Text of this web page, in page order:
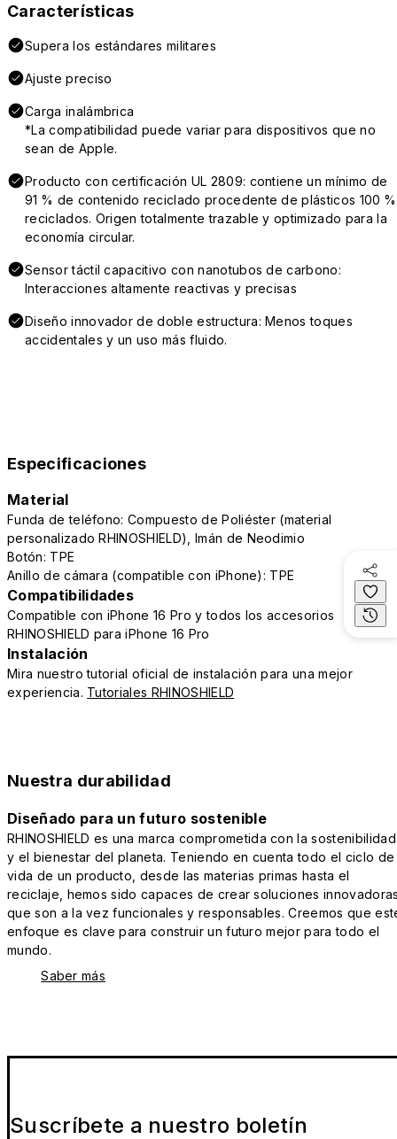
Características
Supera los estándares militares
Ajuste preciso
Carga inalámbrica
*La compatibilidad puede variar para dispositivos que no
sean de Apple.
Producto con certificación UL 2809: contiene un mínimo de
91 % de contenido reciclado procedente de plásticos 100 %
reciclados. Origen totalmente trazable y optimizado para la
economía circular.
Sensor táctil capacitivo con nanotubos de carbono:
Interacciones altamente reactivas y precisas
Diseño innovador de doble estructura: Menos toques
accidentales y un uso más fluido.
Especificaciones
Material
Funda de teléfono: Compuesto de Poliéster (material
personalizado RHINOSHIELD), Imán de Neodimio
Botón: TPE
Anillo de cámara (compatible con iPhone): TPE
Compatibilidades
Compatible con iPhone 16 Pro y todos los accesorios
RHINOSHIELD para iPhone 16 Pro
Instalación
Mira nuestro tutorial oficial de instalación para una mejor
experiencia. Tutoriales RHINOSHIELD
Nuestra durabilidad
Diseñado para un futuro sostenible
RHINOSHIELD es una marca comprometida con la sostenibilidad
y el bienestar del planeta. Teniendo en cuenta todo el ciclo de
vida de un producto, desde las materias primas hasta el
reciclaje, hemos sido capaces de crear soluciones
que son a la vez funcionales y responsables. Creemos que
enfoque es clave para construir un futuro mejor para todo el
mundo.
Saber más
Suscríbete a nuestro boletín